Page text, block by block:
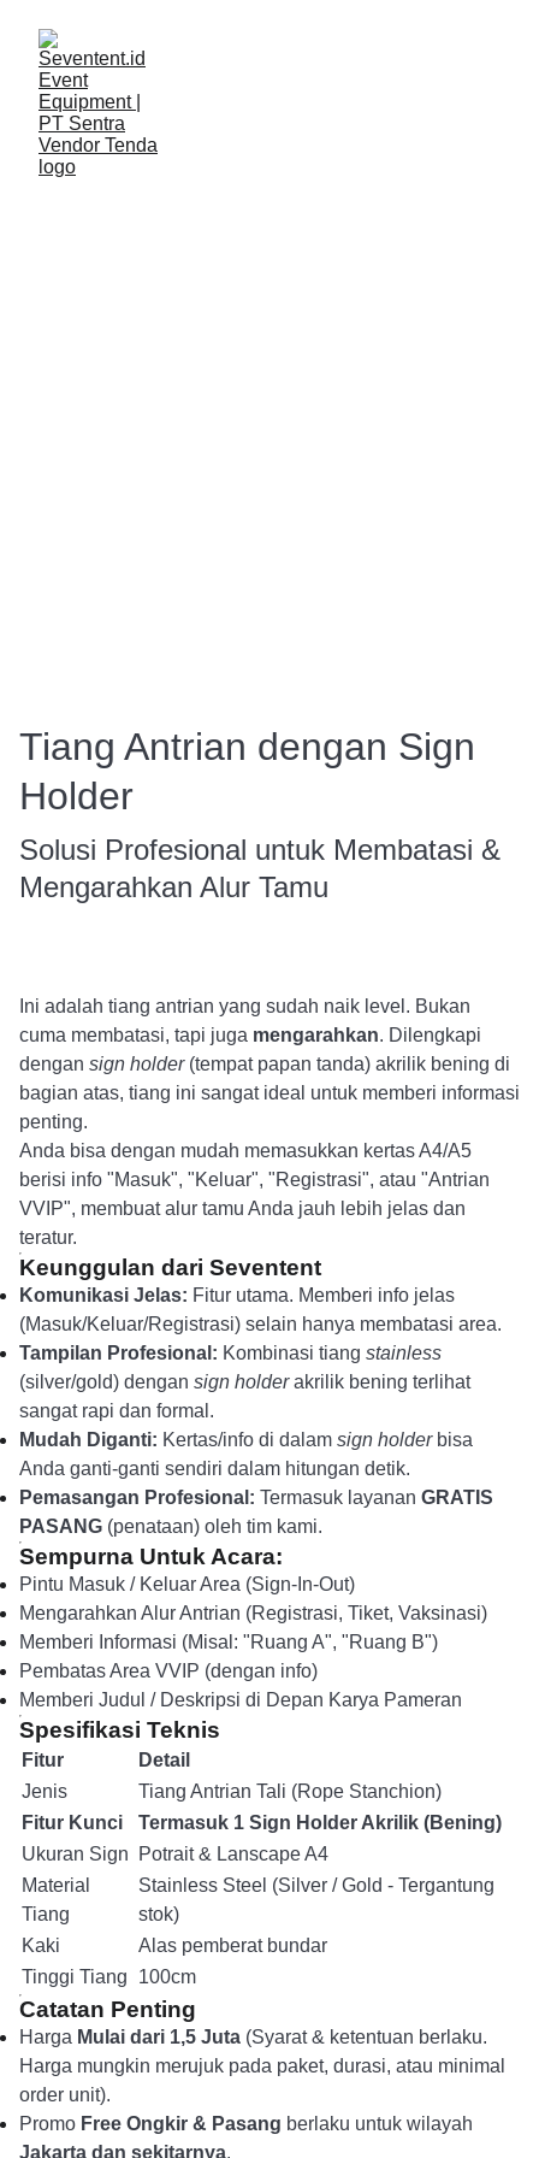
Tiang Antrian dengan Sign
Holder
Solusi Profesional untuk Membatasi &
Mengarahkan Alur Tamu
Ini adalah tiang antrian yang sudah naik level. Bukan
cuma membatasi, tapi juga mengarahkan. Dilengkapi
dengan sign holder(tempat papan tanda) akrilik bening di
bagian atas, tiang ini sangat ideal untuk memberi informasi
penting.
Anda bisa dengan mudah memasukkan kertas A4/A5
berisi info "Masuk", "Keluar", "Registrasi", atau "Antrian
VVIP", membuat alur tamu Anda jauh lebih jelas dan
teratur.
Keunggulan dari Seventent
Komunikasi Jelas: Fitur utama. Memberi info jelas
(Masuk/Keluar/Registrasi) selain hanya membatasi area.
Tampilan Profesional: Kombinasi tiang stainless
(silver/gold) dengan sign holderakrilik bening terlihat
sangat rapi dan formal.
Mudah Diganti: Kertas/info di dalam sign holderbisa
Anda ganti-ganti sendiri dalam hitungan detik.
Pemasangan Profesional: Termasuk layanan GRATIS
PASANG (penataan) oleh tim kami.
Sempurna Untuk Acara:
Pintu Masuk / Keluar Area (Sign-In-Out)
Mengarahkan Alur Antrian (Registrasi, Tiket, Vaksinasi)
Memberi Informasi (Misal: "Ruang A", "Ruang B")
Pembatas Area VVIP (dengan info)
Memberi Judul / Deskripsi di Depan Karya Pameran
Spesifikasi Teknis
Fitur
Detail
Jenis
Tiang Antrian Tali (Rope Stanchion)
Fitur Kunci
Termasuk 1 Sign Holder Akrilik (Bening)
Ukuran Sign
Potrait & Lanscape A4
Material
Tiang
Stainless Steel (Silver / Gold - Tergantung
stok)
Kaki
Alas pemberat bundar
Tinggi Tiang
100cm
Catatan Penting
Harga Mulai dari 1,5 Juta (Syarat & ketentuan berlaku.
Harga mungkin merujuk pada paket, durasi, atau minimal
order unit).
Promo Free Ongkir & Pasang berlaku untuk wilayah
Jakarta dan sekitarnya.